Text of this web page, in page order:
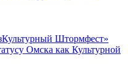
Штормфест»
Омска как Культурной